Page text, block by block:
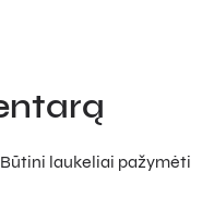
Būtini laukeliai pažymėti